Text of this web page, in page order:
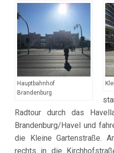
Hauptbahnhof
Brandenburg
Radtour durch das
Brandenburg/Havel und
die Kleine Gartenstraße.
rechts in die